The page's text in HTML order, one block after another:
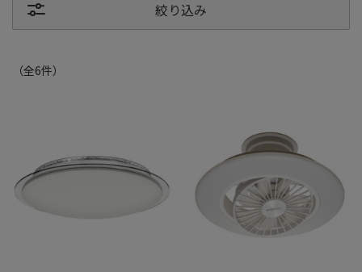
絞り込み
（全6件）